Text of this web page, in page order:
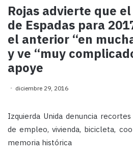
Rojas advierte que
de Espadas para
el anterior “en
y ve “muy
apoye
diciembre 29, 2016
Izquierda Unida denuncia
de empleo, vivienda, bicicleta,
memoria histórica